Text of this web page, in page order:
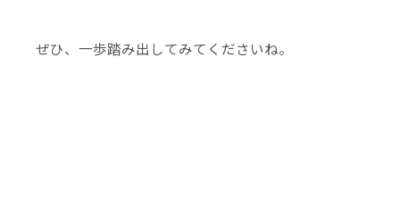
ぜひ、一歩踏み出してみてくださいね。